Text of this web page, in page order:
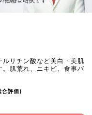
リチン酸など美白・美肌
肌荒れ、ニキビ、食事バ
合評価)